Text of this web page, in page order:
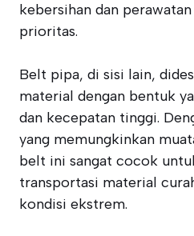
kebersihan dan
prioritas.
Belt pipa, di sisi lain,
material dengan bentuk
dan kecepatan tinggi.
yang memungkinkan
belt ini sangat cocok
transportasi material
kondisi ekstrem.